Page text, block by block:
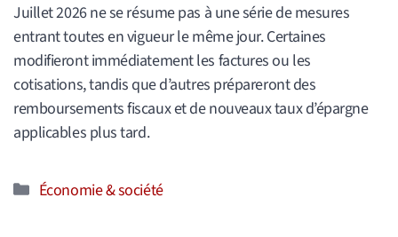
Juillet 2026 ne se résume pas à une série de mesures
entrant toutes en vigueur le même jour. Certaines
modifieront immédiatement les factures ou les
cotisations, tandis que d’autres prépareront des
remboursements fiscaux et de nouveaux taux d’épargne
applicables plus tard.
Catégories
Économie & société